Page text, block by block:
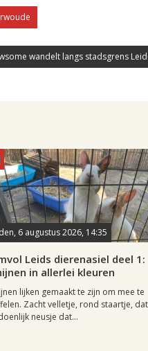
wandelt langs stadsgrens
6 augustus 2026, 14:35
Leids dierenasiel deel 1:
in allerlei kleuren
lijken gemaakt te zijn om mee te
Zacht velletje, rond staartje, dat
neusje dat...